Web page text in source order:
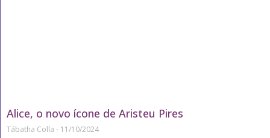
Alice, o novo ícone de Aristeu Pires
Tábatha Colla 11/10/2024